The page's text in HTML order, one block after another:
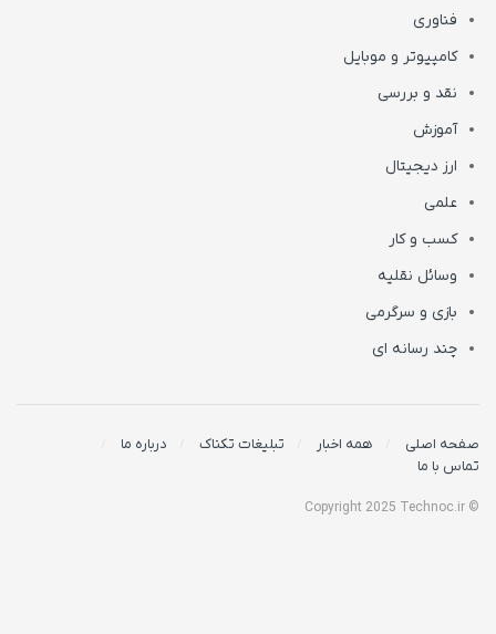
فناوری
کامپیوتر و موبایل
نقد و بررسی
آموزش
ارز دیجیتال
علمی
کسب و کار
وسائل نقلیه
بازی و سرگرمی
چند رسانه ای
صفحه اصلی همه اخبار تبلیغات تکناک
درباره ما
تماس با ما
© Copyright 2025 Technoc.ir